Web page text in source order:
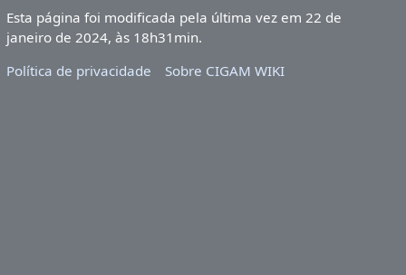
Esta página foi modificada pela última vez em 22 de
janeiro de 2024, às 18h31min.
Política de privacidade
Sobre CIGAM WIKI